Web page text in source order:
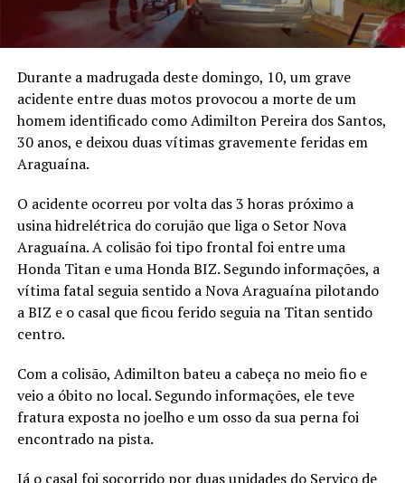
Durante a madrugada deste domingo, 10, um grave
acidente entre duas motos provocou a morte de um
homem identificado como Adimilton Pereira dos Santos,
30 anos, e deixou duas vítimas gravemente feridas em
Araguaína.
O acidente ocorreu por volta das 3 horas próximo a
usina hidrelétrica do corujão que liga o Setor Nova
Araguaína. A colisão foi tipo frontal foi entre uma
Honda Titan e uma Honda BIZ. Segundo informações, a
vítima fatal seguia sentido a Nova Araguaína pilotando
a BIZ e o casal que ficou ferido seguia na Titan sentido
centro.
Com a colisão, Adimilton bateu a cabeça no meio fio e
veio a óbito no local. Segundo informações, ele teve
fratura exposta no joelho e um osso da sua perna foi
encontrado na pista.
Já o casal foi socorrido por duas unidades do Serviço de